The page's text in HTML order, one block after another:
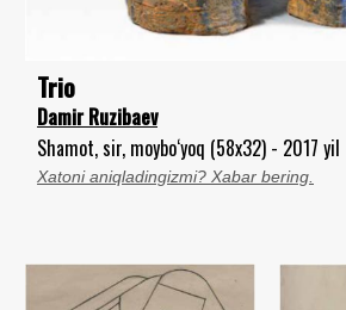
Trio
Damir Ruzibaev
Shamot, sir, moybo‘yoq (58x32) - 2017 yil
Xatoni aniqladingizmi? Xabar bering.